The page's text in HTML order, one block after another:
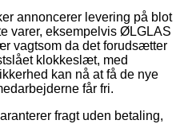
annoncerer levering på blot
varer, eksempelvis ØLGLAS
vagtsom da det forudsætter
klokkeslæt, med
kan nå at få de nye
får fri.
fragt uden betaling,